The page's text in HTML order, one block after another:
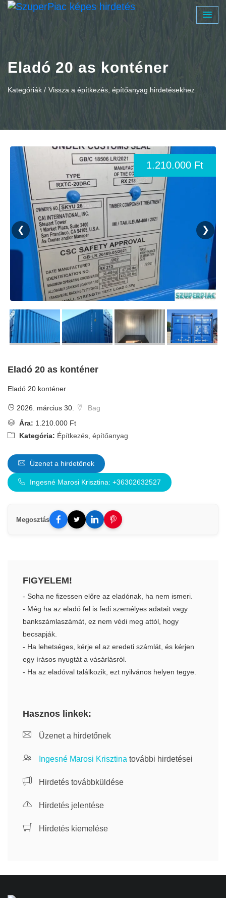
Eladó 20 as konténer
Kategóriák / Vissza a építkezés, építőanyag hirdetésekhez
1.210.000 Ft
❮ ❯
Eladó 20 as konténer
Eladó 20 konténer
2026. március 30.
Bag
Ára: 1.210.000 Ft
Kategória: Építkezés, építőanyag
Üzenet a hirdetőnek
Ingesné Marosi Krisztina: +36302632527
Megosztás
FIGYELEM!
- Soha ne fizessen előre az eladónak, ha nem ismeri.
- Még ha az eladó fel is fedi személyes adatait vagy
bankszámlaszámát, ez nem védi meg attól, hogy
becsapják.
- Ha lehetséges, kérje el az eredeti számlát, és kérjen
egy írásos nyugtát a vásárlásról.
- Ha az eladóval találkozik, ezt nyilvános helyen tegye.
Hasznos linkek:
Üzenet a hirdetőnek
Ingesné Marosi Krisztina további hirdetései
Hirdetés továbbküldése
Hirdetés jelentése
Hirdetés kiemelése